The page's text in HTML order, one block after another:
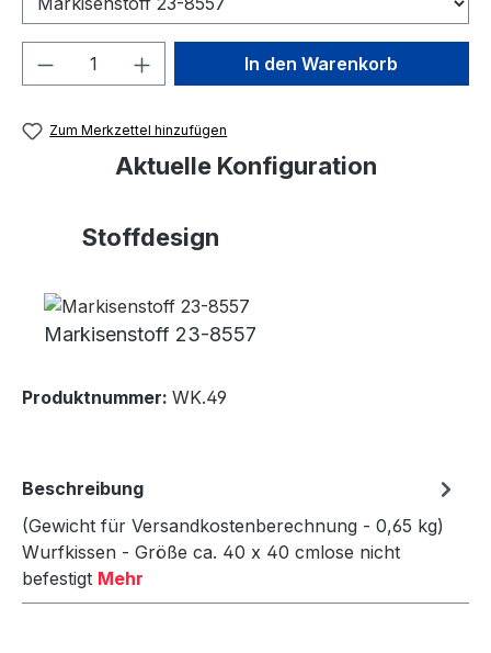
Produkt Anzahl: Gib denIn den Warenkorb
Zum Merkzettel hinzufügen
Aktuelle Konfiguration
Stoffdesign
Markisenstoff 23-8557
Produktnummer: WK.49
Beschreibung
(Gewicht für Versandkostenberechnung - 0,65 kg)
Wurfkissen - Größe ca. 40 x 40 cmlose nicht
befestigt Mehr